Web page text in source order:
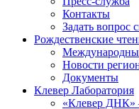
Контакты
Задать
Рождественские
Новости
Документы
Клевер Лаборатория
«Клевер ДНК»